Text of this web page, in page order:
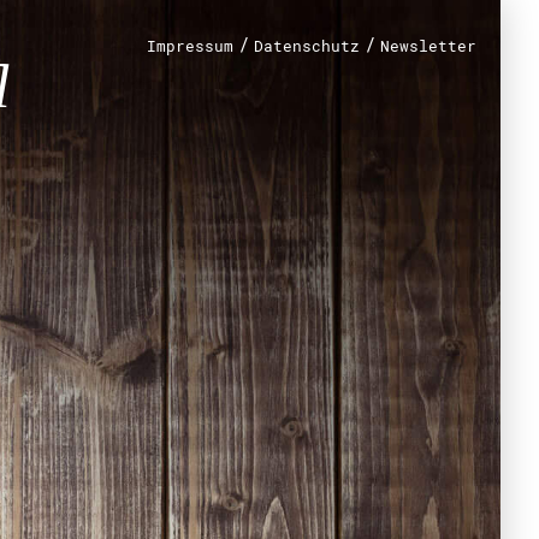
Impressum / Datenschutz / Newsletter